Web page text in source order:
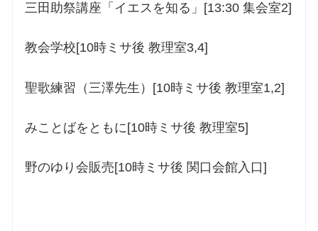
三田助祭講座「イエスを知る」[13:30 集会室2]
教会学校[10時ミサ後 教理室3,4]
聖歌練習（三澤先生）[10時ミサ後 教理室1,2]
みことばをともに[10時ミサ後 教理室5]
野のゆり会販売[10時ミサ後 関口会館入口]